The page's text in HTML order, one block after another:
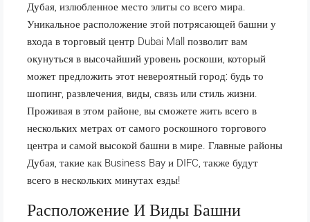
Дубая, излюбленное место элиты со всего мира.
Уникальное расположение этой потрясающей башни у
входа в торговый центр Dubai Mall позволит вам
окунуться в высочайший уровень роскоши, который
может предложить этот невероятный город: будь то
шопинг, развлечения, виды, связь или стиль жизни.
Проживая в этом районе, вы сможете жить всего в
нескольких метрах от самого роскошного торгового
центра и самой высокой башни в мире. Главные районы
Дубая, такие как Business Bay и DIFC, также будут
всего в нескольких минутах езды!
Расположение И Виды Башни